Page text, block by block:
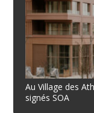
Au Village des
signés SOA